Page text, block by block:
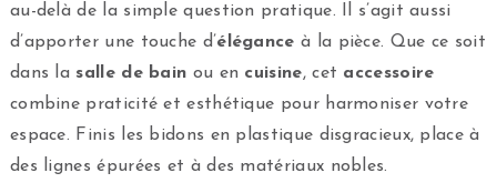
au-delà de la simple question pratique. Il s’agit aussi
d’apporter une touche d’élégance à la pièce. Que ce soit
dans la salle de bain ou en cuisine, cet accessoire
combine praticité et esthétique pour harmoniser votre
espace. Finis les bidons en plastique disgracieux, place à
des lignes épurées et à des matériaux nobles.